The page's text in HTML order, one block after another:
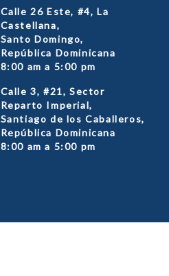
Calle 26 Este, #4, La
Castellana,
Santo Domingo,
República Dominicana
8:00 am a 5:00 pm
Calle 3, #21, Sector
Reparto Imperial,
Santiago de los Caballeros,
República Dominicana
8:00 am a 5:00 pm